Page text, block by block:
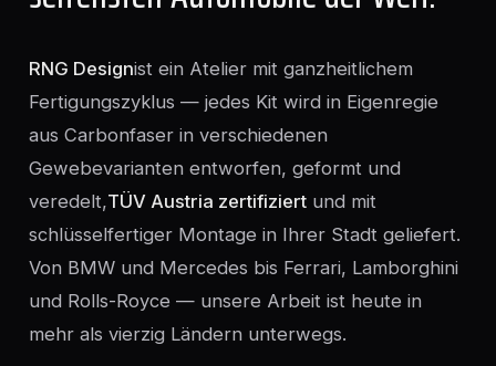
RNG Designist ein Atelier mit ganzheitlichem
Fertigungszyklus — jedes Kit wird in Eigenregie
aus Carbonfaser in verschiedenen
Gewebevarianten entworfen, geformt und
veredelt,TÜV Austria zertifiziert und mit
schlüsselfertiger Montage in Ihrer Stadt geliefert.
Von BMW und Mercedes bis Ferrari, Lamborghini
und Rolls-Royce — unsere Arbeit ist heute in
mehr als vierzig Ländern unterwegs.